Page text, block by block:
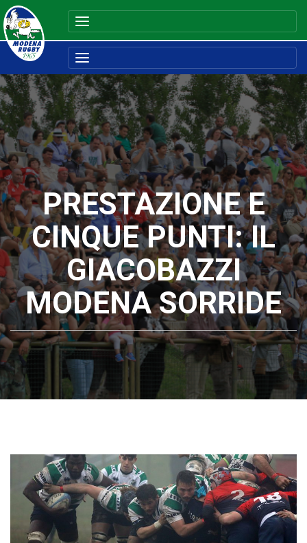
PRESTAZIONE E
CINQUE PUNTI: IL
GIACOBAZZI
MODENA SORRIDE